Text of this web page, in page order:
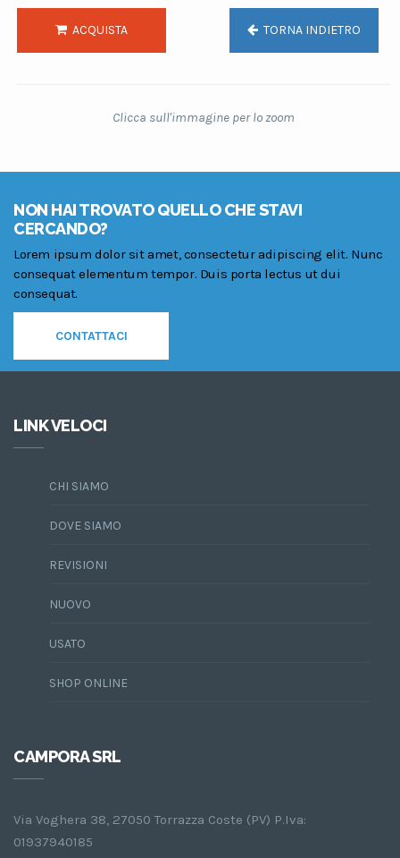
ACQUISTA TORNA INDIETRO
Clicca sull'immagine per lo zoom
NON HAI TROVATO QUELLO CHE STAVI
CERCANDO?
Lorem ipsum dolor sit amet, consectetur adipiscing elit. Nunc
consequat elementum tempor. Duis porta lectus ut dui
consequat.
CONTATTACI
LINK VELOCI
CHI SIAMO
DOVE SIAMO
REVISIONI
NUOVO
USATO
SHOP ONLINE
CAMPORA SRL
Via Voghera 38, 27050 Torrazza Coste (PV) P.Iva:
01937940185